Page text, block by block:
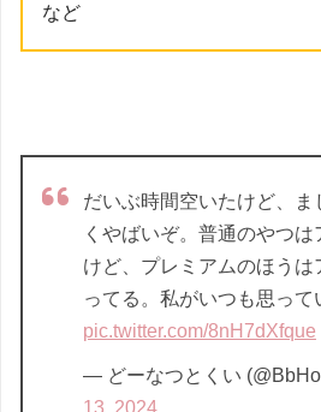
など
だいぶ時間空いたけど、ま
くやばいぞ。普通のやつ
けど、プレミアムのほうは
ってる。私がいつも思っ
pic.twitter.com/8nH7dXfque
— どーなつとくい
13, 2024